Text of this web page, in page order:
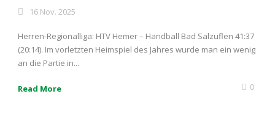
16 Nov. 2025
Herren-Regionalliga: HTV Hemer – Handball Bad Salzuflen 41:37
(20:14). Im vorletzten Heimspiel des Jahres wurde man ein wenig
an die Partie in...
Read More 0